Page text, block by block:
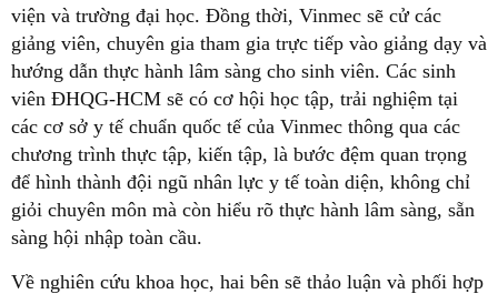
viện và trường đại học. Đồng thời, Vinmec sẽ cử các
giảng viên, chuyên gia tham gia trực tiếp vào giảng dạy và
hướng dẫn thực hành lâm sàng cho sinh viên. Các sinh
viên ĐHQG-HCM sẽ có cơ hội học tập, trải nghiệm tại
các cơ sở y tế chuẩn quốc tế của Vinmec thông qua các
chương trình thực tập, kiến tập, là bước đệm quan trọng
để hình thành đội ngũ nhân lực y tế toàn diện, không chỉ
giỏi chuyên môn mà còn hiểu rõ thực hành lâm sàng, sẵn
sàng hội nhập toàn cầu.
Về nghiên cứu khoa học, hai bên sẽ thảo luận và phối hợp